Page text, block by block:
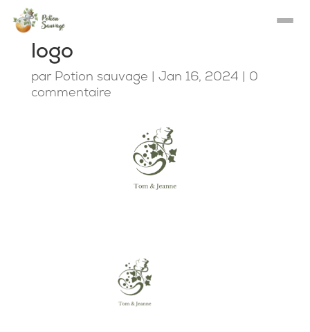
logo
par Potion sauvage | Jan 16, 2024 | 0
commentaire